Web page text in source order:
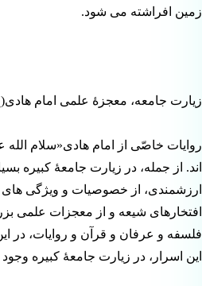
زمین افراشته می شود.
زیارت جامعه، معجزۀ علمی امام
روایات خاصّی از امام هادی«سلام
اند. از جمله، در زیارت جامعۀ کبیره
ارزشمندی، از خصوصیات و ویژگی های
افتخارهای شیعه و از معجزات علمی
فلسفه و عرفان و قرآن و روایات، در
این اسرار، در زیارت جامعۀ کبیره وجود